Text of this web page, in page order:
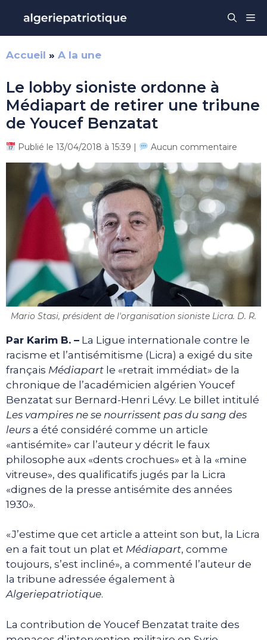
contenu
Accueil » A la une
Le lobby sioniste ordonne à
Médiapart de retirer une tribune
de Youcef Benzatat
Publié le 13/04/2018 à 15:39 | Aucun commentaire
Mario Stasi, président de l'organisation sioniste Licra. D. R.
Par Karim B. – La Ligue internationale contre le
racisme et l’antisémitisme (Licra) a exigé du site
français Médiapart le «retrait immédiat» de la
chronique de l’académicien algérien Youcef
Benzatat sur Bernard-Henri Lévy. Le billet intitulé
Les vampires ne se nourrissent pas du sang des
leurs a été considéré comme un article
«antisémite» car l’auteur y décrit le faux
philosophe aux «dents crochues» et à la «mine
vitreuse», des qualificatifs jugés par la Licra
«dignes de la presse antisémite des années
1930».
«J’estime que cet article a atteint son but, la Licra
en a fait tout un plat et Médiapart, comme
toujours, s’est incliné», a commenté l’auteur de
la tribune adressée également à
Algeriepatriotique.
La contribution de Youcef Benzatat traite des